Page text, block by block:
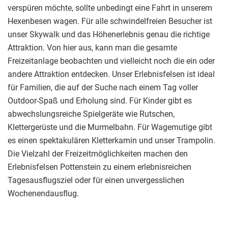
verspüren möchte, sollte unbedingt eine Fahrt in unserem
Hexenbesen wagen. Für alle schwindelfreien Besucher ist
unser Skywalk und das Höhenerlebnis genau die richtige
Attraktion. Von hier aus, kann man die gesamte
Freizeitanlage beobachten und vielleicht noch die ein oder
andere Attraktion entdecken. Unser Erlebnisfelsen ist ideal
für Familien, die auf der Suche nach einem Tag voller
Outdoor-Spaß und Erholung sind. Für Kinder gibt es
abwechslungsreiche Spielgeräte wie Rutschen,
Klettergerüste und die Murmelbahn. Für Wagemutige gibt
es einen spektakulären Kletterkamin und unser Trampolin.
Die Vielzahl der Freizeitmöglichkeiten machen den
Erlebnisfelsen Pottenstein zu einem erlebnisreichen
Tagesausflugsziel oder für einen unvergesslichen
Wochenendausflug.